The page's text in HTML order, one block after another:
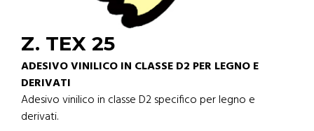
Z. TEX 25
ADESIVO VINILICO IN CLASSE D2 PER LEGNO E
DERIVATI
Adesivo vinilico in classe D2 specifico per legno e
derivati.